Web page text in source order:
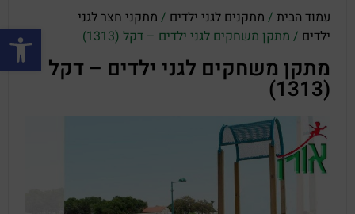
פתח
עמוד הבית / מתקנים לגני ילדים / מתקני חצר לגני
ילדים / מתקן משחקים לגני ילדים – דקל (1313)
מתקן משחקים לגני ילדים – דקל
(1313)